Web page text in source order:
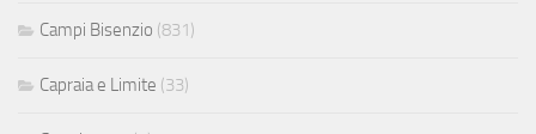
Campi Bisenzio (831)
Capraia e Limite (33)